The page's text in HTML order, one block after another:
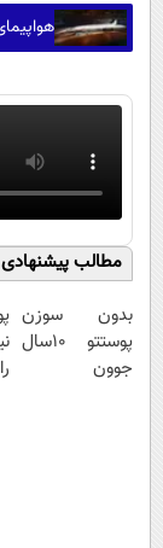
مطالب پیشنهادی
بدون سوزن
پوستتو 10سال
جوون